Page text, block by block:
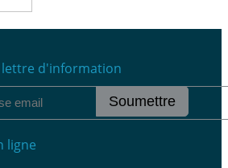
lettre d'information
Soumettre
ligne